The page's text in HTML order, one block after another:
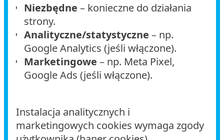
Niezbędne – konieczne do działania
strony.
Analityczne/statystyczne – np.
Google Analytics (jeśli włączone).
Marketingowe – np. Meta Pixel,
Google Ads (jeśli włączone).
Instalacja analitycznych i
marketingowych cookies wymaga zgody